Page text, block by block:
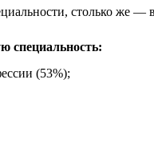
столько же —
специальность:
(53%);